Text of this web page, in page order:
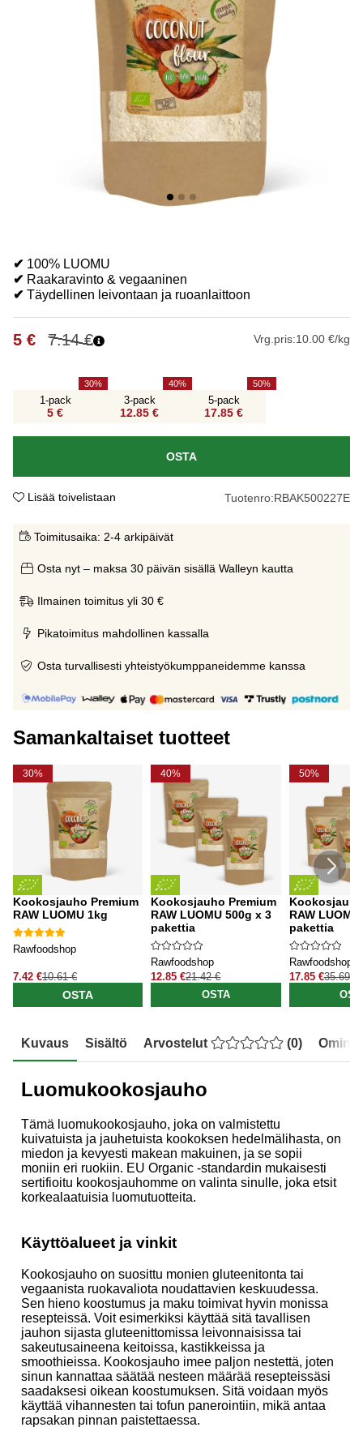
✔ 100% LUOMU
✔ Raakaravinto & vegaaninen
✔ Täydellinen leivontaan ja ruoanlaittoon
7.14€
5 € Vrg.pris:10.00 €/kg
1-pack
5 €
30
3-pack
12.85 €
40
5-pack
17.85 €
50
OSTA
Lisää toivelistaan Tuotenro:RBAK500227E
Toimitusaika: 2-4 arkipäivät
Osta nyt – maksa 30 päivän sisällä Walleyn kautta
Ilmainen toimitus yli 30 €
Pikatoimitus mahdollinen kassalla
Osta turvallisesti yhteistyökumppaneidemme kanssa
Samankaltaiset tuotteet
30%
Kookosjauho Premium
RAW LUOMU 1kg
Rawfoodshop
7.42 €10.61 €
OSTA
40%
Kookosjauho Premium
RAW LUOMU 500g x 3
pakettia
Rawfoodshop
12.85 €21.42 €
OSTA
50%
RAW
pakettia
Rawfoodshop
17.85 €35.69 €
Kuvaus Sisältö Arvostelut (0)
Luomukookosjauho
Tämä luomukookosjauho, joka on valmistettu
kuivatuista ja jauhetuista kookoksen hedelmälihasta, on
miedon ja kevyesti makean makuinen, ja se sopii
moniin eri ruokiin. EU Organic -standardin mukaisesti
sertifioitu kookosjauhomme on valinta sinulle, joka etsit
korkealaatuisia luomutuotteita.
Käyttöalueet ja vinkit
Kookosjauho on suosittu monien gluteenitonta tai
vegaanista ruokavaliota noudattavien keskuudessa.
Sen hieno koostumus ja maku toimivat hyvin monissa
resepteissä. Voit esimerkiksi käyttää sitä tavallisen
jauhon sijasta gluteenittomissa leivonnaisissa tai
sakeutusaineena keitoissa, kastikkeissa ja
smoothieissa. Kookosjauho imee paljon nestettä, joten
sinun kannattaa säätää nesteen määrää resepteissäsi
saadaksesi oikean koostumuksen. Sitä voidaan myös
käyttää vihannesten tai tofun panerointiin, mikä antaa
rapsakan pinnan paistettaessa.